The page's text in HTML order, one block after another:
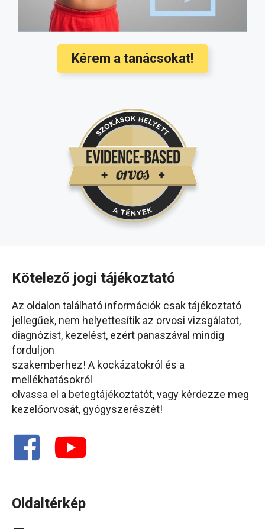
megelőzése a legújabb nemzetközi
ajánlások alapján
Kérem a tanácsokat!
Kötelező jogi tájékoztató
Az oldalon található információk csak tájékoztató
jellegűek, nem helyettesítik az orvosi vizsgálatot,
diagnózist, kezelést, ezért panaszával mindig
forduljon
szakemberhez! A kockázatokról és a
mellékhatásokról
olvassa el a betegtájékoztatót, vagy kérdezze meg
kezelőorvosát, gyógyszerészét!
Oldaltérkép